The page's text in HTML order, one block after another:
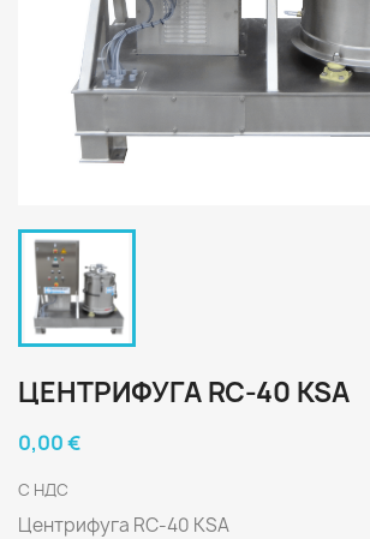
ЦЕНТРИФУГА RC-40 KSA
0,00 €
С НДС
Центрифуга RC-40 KSA